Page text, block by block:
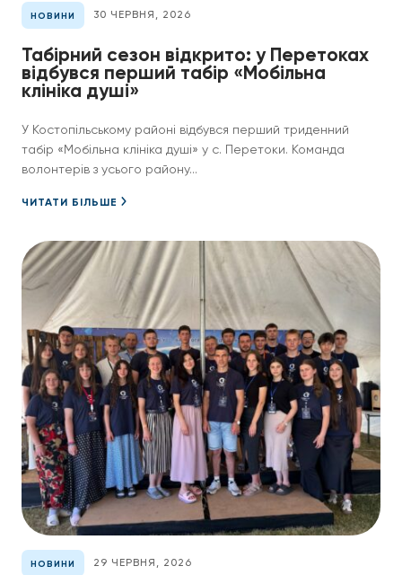
НОВИНИ 30 ЧЕРВНЯ, 2026
Табірний сезон відкрито: у Перетоках
відбувся перший табір «Мобільна
клініка душі»
У Костопільському районі відбувся перший триденний
табір «Мобільна клініка душі» у с. Перетоки. Команда
волонтерів з усього району...
ЧИТАТИ БІЛЬШЕ
НОВИНИ 29 ЧЕРВНЯ, 2026